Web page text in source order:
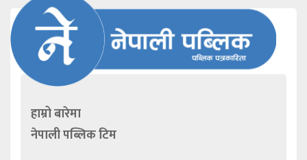
हाम्रो बारेमा
नेपाली पब्लिक टिम